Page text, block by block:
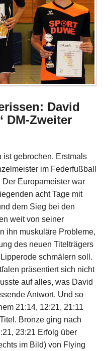
David
DM-Zweiter
ist gebrochen. Erstmals
im Federfußball
Europameister war
acht Tage mit
dem Sieg bei den
weit von seiner
ihn muskuläre Probleme,
des neuen Titelträgers
schmälern soll.
präsentiert sich nicht
auf alles, was David
Antwort. Und so
21:14, 12:21, 21:11
Bronze ging nach
23:21 Erfolg über
im Bild) von Flying